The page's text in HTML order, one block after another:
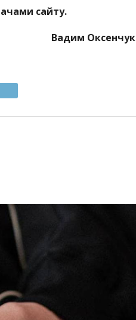
сайту.
Вадим Оксенчук